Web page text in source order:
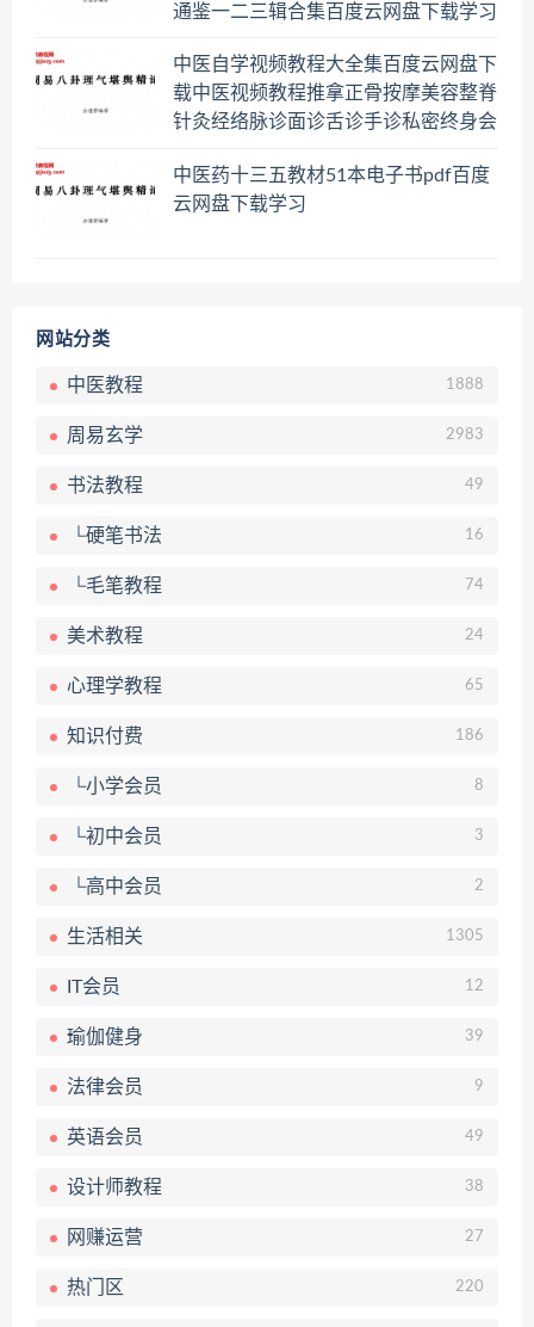
通鉴一二三辑合集百度云网盘下载学习
中医自学视频教程大全集百度云网盘下
载中医视频教程推拿正骨按摩美容整脊
针灸经络脉诊面诊舌诊手诊私密终身会
中医药十三五教材51本电子书pdf百度
云网盘下载学习
网站分类
中医教程 1888
周易玄学 2983
书法教程 49
└硬笔书法 16
└毛笔教程 74
美术教程 24
心理学教程 65
知识付费 186
└小学会员 8
└初中会员 3
└高中会员 2
生活相关 1305
IT会员 12
瑜伽健身 39
法律会员 9
英语会员 49
设计师教程 38
网赚运营 27
热门区 220